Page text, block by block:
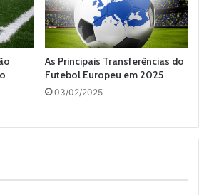
As Principais Transferências do
Futebol Europeu em 2025
03/02/2025